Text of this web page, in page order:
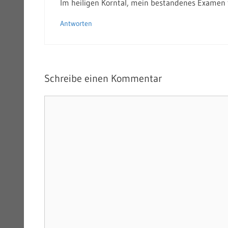
Im heiligen Korntal, mein bestandenes
Antworten
Schreibe einen Kommentar